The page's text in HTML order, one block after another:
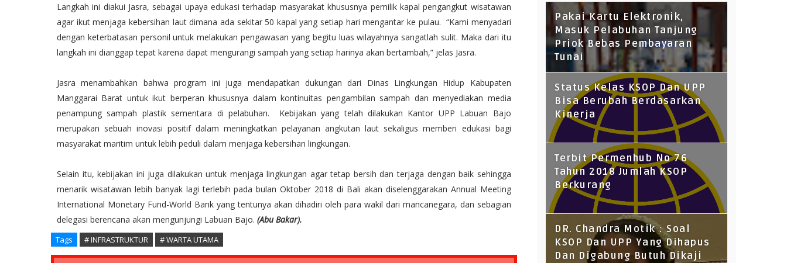
Langkah ini diakui Jasra, sebagai upaya edukasi terhadap masyarakat khususnya pemilik kapal pengangkut wisatawan
agar ikut menjaga kebersihan laut dimana ada sekitar 50 kapal yang setiap hari mengantar ke pulau. “Kami menyadari
dengan keterbatasan personil untuk melakukan pengawasan yang begitu luas wilayahnya sangatlah sulit. Maka dari itu
langkah ini dianggap tepat karena dapat mengurangi sampah yang setiap harinya akan bertambah,” jelas Jasra.
Jasra menambahkan bahwa program ini juga mendapatkan dukungan dari Dinas Lingkungan Hidup Kabupaten
Manggarai Barat untuk ikut berperan khususnya dalam kontinuitas pengambilan sampah dan menyediakan media
penampung sampah plastik sementara di pelabuhan. Kebijakan yang telah dilakukan Kantor UPP Labuan Bajo
merupakan sebuah inovasi positif dalam meningkatkan pelayanan angkutan laut sekaligus memberi edukasi bagi
masyarakat maritim untuk lebih peduli dalam menjaga kebersihan lingkungan.
Selain itu, kebijakan ini juga dilakukan untuk menjaga lingkungan agar tetap bersih dan terjaga dengan baik sehingga
menarik wisatawan lebih banyak lagi terlebih pada bulan Oktober 2018 di Bali akan diselenggarakan Annual Meeting
International Monetary Fund-World Bank yang tentunya akan dihadiri oleh para wakil dari mancanegara, dan sebagian
delegasi berencana akan mengunjungi Labuan Bajo. (Abu Bakar).
Tags # INFRASTRUKTUR # WARTA UTAMA
Pakai Kartu Elektronik,
Masuk Pelabuhan Tanjung
Priok Bebas Pembayaran
Tunai
Status Kelas KSOP Dan UPP
Bisa Berubah Berdasarkan
Kinerja
Terbit Permenhub No 76
Tahun 2018 Jumlah KSOP
Berkurang
DR. Chandra Motik : Soal
KSOP Dan UPP Yang Dihapus
Dan Digabung Butuh Dikaji